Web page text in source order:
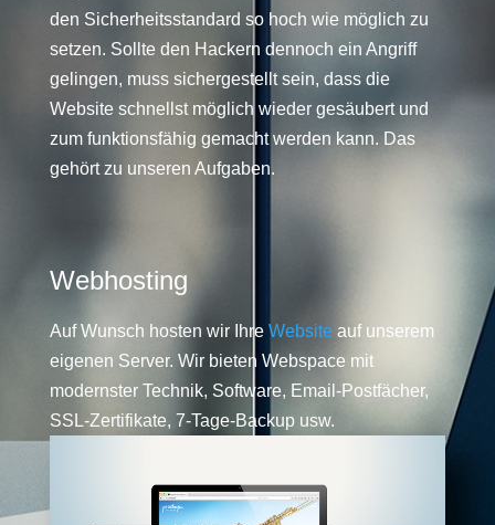
den Sicherheitsstandard so hoch wie möglich zu
setzen. Sollte den Hackern dennoch ein Angriff
gelingen, muss sichergestellt sein, dass die
Website schnellst möglich wieder gesäubert und
zum funktionsfähig gemacht werden kann. Das
gehört zu unseren Aufgaben.
Webhosting
Auf Wunsch hosten wir Ihre Website auf unserem
eigenen Server. Wir bieten Webspace mit
modernster Technik, Software, Email-Postfächer,
SSL-Zertifikate, 7-Tage-Backup usw.